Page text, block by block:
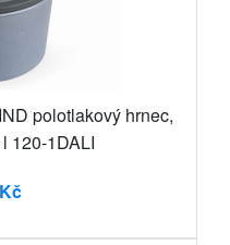
polotlakový hrnec,
120-1DALI